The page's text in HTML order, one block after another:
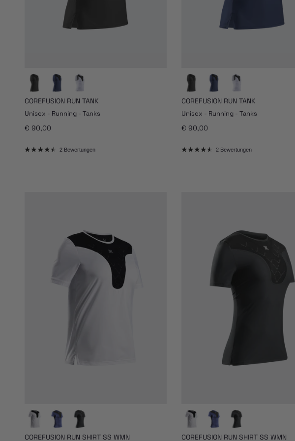
COREFUSION RUN TANK
Unisex - Running - Tanks
Normaler Preis
€ 90,00
2 Bewertungen
COREFUSION RUN TANK
Unisex - Running - Tanks
Normaler Preis
€ 90,00
2 Bewertungen
COREFUSION RUN SHIRT SS WMN COREFUSION RUN SHIRT SS WMN